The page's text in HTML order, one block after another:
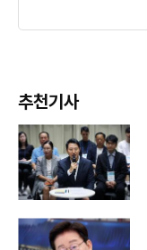
추천기사